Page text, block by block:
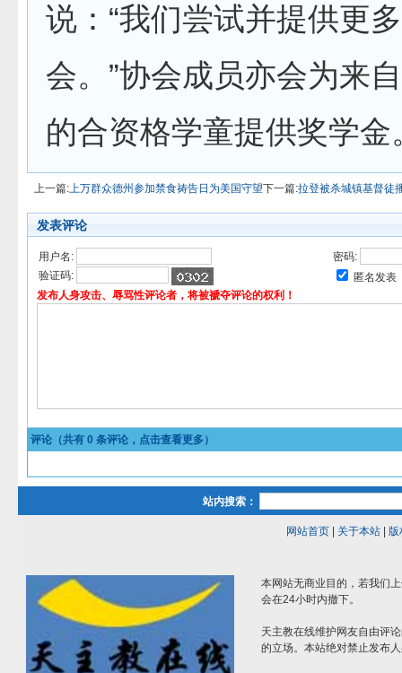
说：“我们尝试并提供更
会。”协会成员亦会为来
的合资格学童提供奖学金
上一篇:上万群众德州参加禁食祷告日为美国守望下一篇:拉登被杀城镇基督徒
发表评论
用户名:
密码:
验证码:
匿名发表
发布人身攻击、辱骂性评论者，将被褫夺评论的权利！
评论（共有 0 条评论，点击查看更多）
站内搜索：
网站首页| 关于本站| 版
本网站无商业目的，若我们
会在24小时内撤下。
天主教在线维护网友自由评
的立场。本站绝对禁止发布